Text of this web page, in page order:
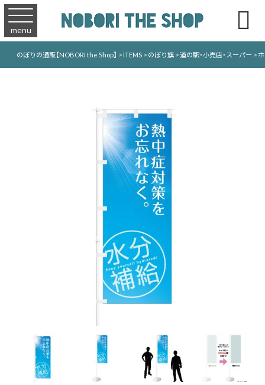
menu 
のぼりの通販【NOBORI the Shop】 >ITEMS>のぼり旗>道の駅・小売店・スーパー >